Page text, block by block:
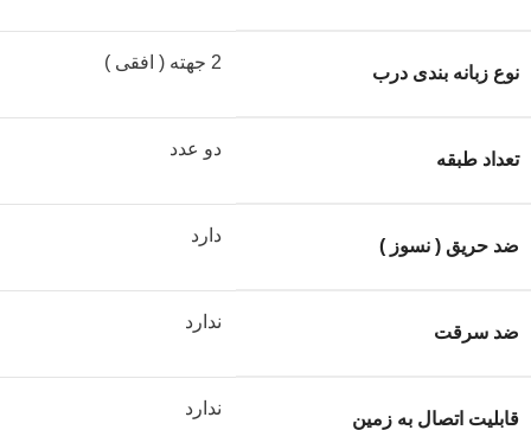
نوع زبانه بندی درب
2 جهته ( افقی )
تعداد طبقه
دو عدد
ضد حریق ( نسوز )
دارد
ضد سرقت
ندارد
قابلیت اتصال به زمین
ندارد